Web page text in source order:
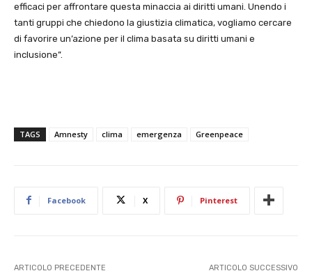
efficaci per affrontare questa minaccia ai diritti umani. Unendo i
tanti gruppi che chiedono la giustizia climatica, vogliamo cercare
di favorire un’azione per il clima basata su diritti umani e
inclusione”.
TAGS Amnesty clima emergenza Greenpeace
Facebook X Pinterest
ARTICOLO PRECEDENTE ARTICOLO SUCCESSIVO